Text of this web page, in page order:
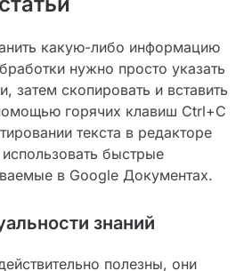
какую-либо информацию
нужно просто указать
затем скопировать и вставить
горячих клавиш Ctrl+C
текста в редакторе
быстрые
в Google Документах.
знаний
полезны, они